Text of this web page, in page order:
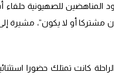
المناهضين للصهيونية
مشتركا أو لا يكون”، مشيرة
كانت تمتلك حضورا